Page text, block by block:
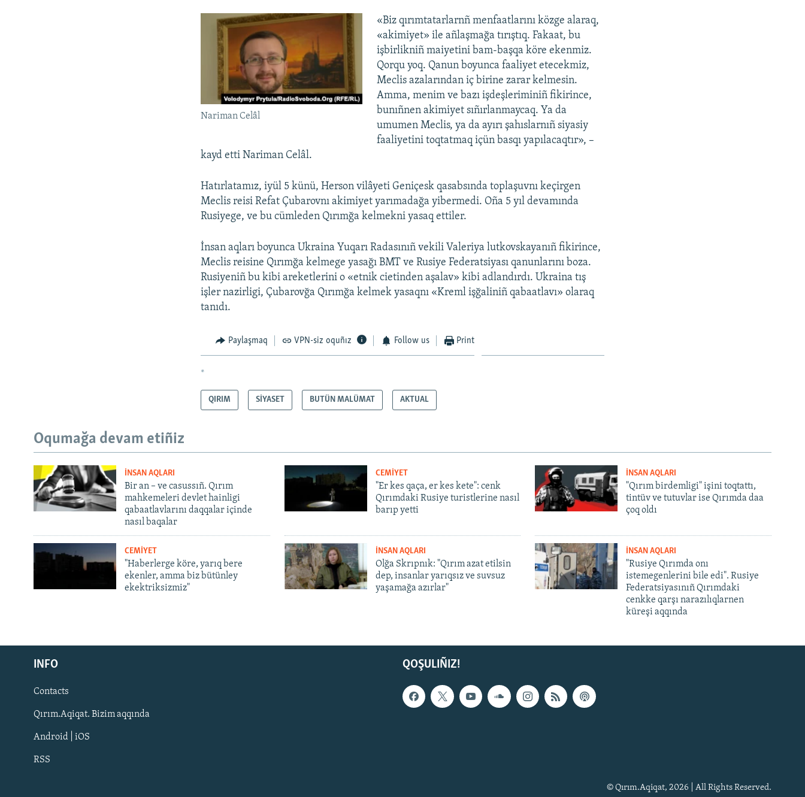
Русский
Українською
QOŞULIÑIZ!
Nariman Celâl
«Biz qırımtatarlarnñ menfaatlarını közge alaraq,
«akimiyet» ile añlaşmağa tırıştıq. Fakaat, bu
işbirlikniñ maiyetini bam-başqa köre ekenmiz.
Qorqu yoq. Qanun boyunca faaliyet etecekmiz,
Meclis azalarından iç birine zarar kelmesin.
Amma, menim ve bazı işdeşleriminiñ fikirince,
bunıñnen akimiyet sıñırlanmaycaq. Ya da
umumen Meclis, ya da ayırı şahıslarnıñ siyasiy
faaliyetini toqtatmaq içün basqı yapılacaqtır», –
kayd etti Nariman Celâl.
Hatırlatamız, iyül 5 künü, Herson vilâyeti Geniçesk qasabsında toplaşuvnı keçirgen
Meclis reisi Refat Çubarovnı akimiyet yarımadağa yibermedi. Oña 5 yıl devamında
Rusiyege, ve bu cümleden Qırımğa kelmekni yasaq ettiler.
İnsan aqları boyunca Ukraina Yuqarı Radasınıñ vekili Valeriya lutkovskayanıñ fikirince,
Meclis reisine Qırımğa kelmege yasağı BMT ve Rusiye Federatsiyası qanunlarını boza.
Rusiyeniñ bu kibi areketlerini o «etnik cietinden aşalav» kibi adlandırdı. Ukraina tış
işler nazirligi, Çubarovğa Qırımğa kelmek yasaqnı «Kreml işğaliniñ qabaatlavı» olaraq
tanıdı.
Paylaşmaq VPN-siz oquñız Follow us Print
*
QIRIM SİYASET BUTÜN MALÜMAT AKTUAL
Oqumağa devam etiñiz
İNSAN AQLARI
Bir an – ve casussıñ. Qırım
mahkemeleri devlet hainligi
qabaatlavlarını daqqalar içinde
nasıl baqalar
CEMİYET
"Er kes qaça, er kes kete": cenk
Qırımdaki Rusiye turistlerine nasıl
barıp yetti
İNSAN AQLARI
"Qırım birdemligi" işini toqtattı,
tintüv ve tutuvlar ise Qırımda daa
çoq oldı
CEMİYET
"Haberlerge köre, yarıq bere
ekenler, amma biz bütünley
ekektriksizmiz"
İNSAN AQLARI
Olğa Skrıpnık: "Qırım azat etilsin
dep, insanlar yarıqsız ve suvsuz
yaşamağa azırlar"
İNSAN AQLARI
"Rusiye Qırımda onı
istemegenlerini bile edi". Rusiye
Federatsiyasınıñ Qırımdaki
cenkke qarşı narazılıqlarnen
küreşi aqqında
QOŞULIÑIZ!
INFO
Contacts
Qırım.Aqiqat. Bizim aqqında
Android | iOS
RSS
© Qırım.Aqiqat, 2026 | All Rights Reserved.